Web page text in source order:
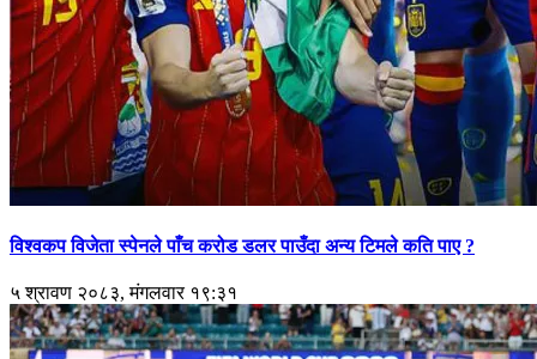
विश्वकप विजेता स्पेनले पाँच करोड डलर पाउँदा अन्य टिमले कति पाए ?
५ श्रावण २०८३, मंगलवार १९:३१